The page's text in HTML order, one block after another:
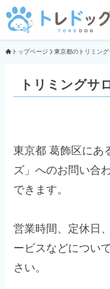
トップページ 東京都のトリミン
トリミングサ
東京都 葛飾区に
ズ」へのお問い合
できます。
営業時間、定休日
ービスなどについ
さい。